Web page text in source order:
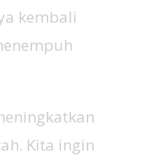
kembali
Kita ingin